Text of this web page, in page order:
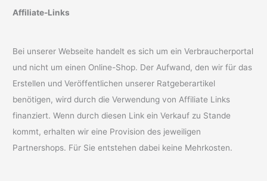
Affiliate-Links
Bei unserer Webseite handelt es sich um ein Verbraucherportal
und nicht um einen Online-Shop. Der Aufwand, den wir für das
Erstellen und Veröffentlichen unserer Ratgeberartikel
benötigen, wird durch die Verwendung von Affiliate Links
finanziert. Wenn durch diesen Link ein Verkauf zu Stande
kommt, erhalten wir eine Provision des jeweiligen
Partnershops. Für Sie entstehen dabei keine Mehrkosten.